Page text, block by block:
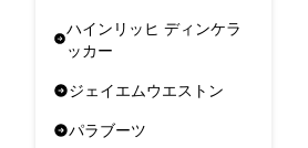
ハインリッヒ ディンケラ
ッカー
ジェイエムウエストン
パラブーツ